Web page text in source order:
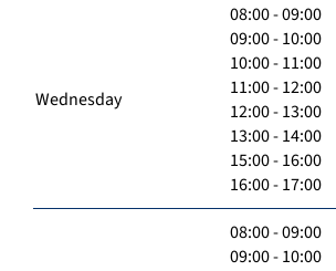
Wednesday
08:00 - 09:00
09:00 - 10:00
10:00 - 11:00
11:00 - 12:00
12:00 - 13:00
13:00 - 14:00
15:00 - 16:00
16:00 - 17:00
08:00 - 09:00
09:00 - 10:00